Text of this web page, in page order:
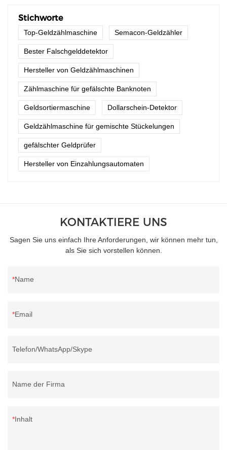
Stichworte
Top-Geldzählmaschine Semacon-Geldzähler
Bester Falschgelddetektor
Hersteller von Geldzählmaschinen
Zählmaschine für gefälschte Banknoten
Geldsortiermaschine Dollarschein-Detektor
Geldzählmaschine für gemischte Stückelungen
gefälschter Geldprüfer
Hersteller von Einzahlungsautomaten
KONTAKTIERE UNS
Sagen Sie uns einfach Ihre Anforderungen, wir können mehr tun,
als Sie sich vorstellen können.
Name
Email
Telefon/WhatsApp/Skype
Name der Firma
Inhalt